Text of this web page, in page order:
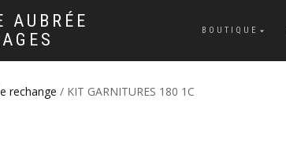
AUBRÉE
BOUTIQUE
rechange / KIT GARNITURES 180 1C